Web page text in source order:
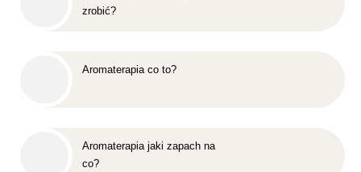
zrobić?
Aromaterapia co to?
Aromaterapia jaki zapach na
co?